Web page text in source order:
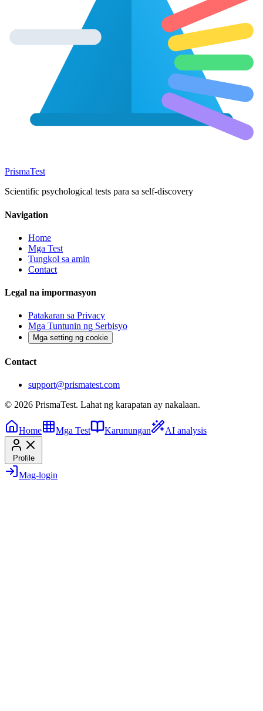
PrismaTest
Scientific psychological tests para sa self-discovery
Navigation
Home
Mga Test
Tungkol sa amin
Contact
Legal na impormasyon
Patakaran sa Privacy
Mga Tuntunin ng Serbisyo
Mga setting ng cookie
Contact
support@prismatest.com
© 2026 PrismaTest. Lahat ng karapatan ay nakalaan.
Home Mga Test Karunungan AI analysis
Profile
Mag-login